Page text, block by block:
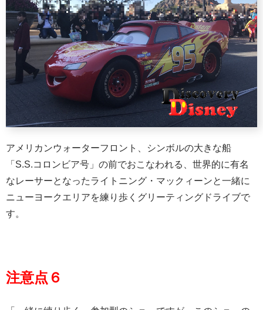
アメリカンウォーターフロント、シンボルの大きな船
「S.S.コロンビア号」の前でおこなわれる、世界的に有名
なレーサーとなったライトニング・マックィーンと一緒に
ニューヨークエリアを練り歩くグリーティングドライブで
す。
注意点６